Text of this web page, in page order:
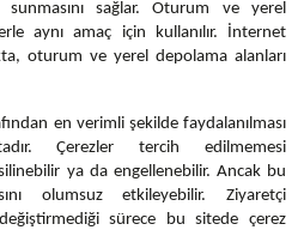
sağlar. Oturum ve yerel
aynı amaç için kullanılır. İnternet
oturum ve yerel depolama alanları
en verimli şekilde faydalanılması
Çerezler tercih edilmemesi
ya da engellenebilir. Ancak bu
olumsuz etkileyebilir. Ziyaretçi
değiştirmediği sürece bu sitede çerez